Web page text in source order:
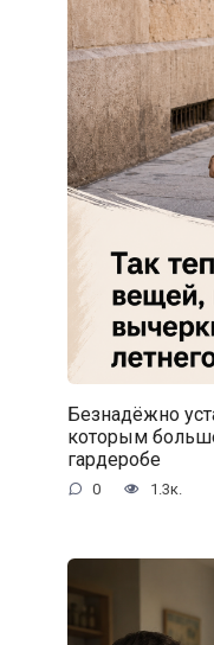
Безнадёжно
которым
гардеробе
0 1.3к.